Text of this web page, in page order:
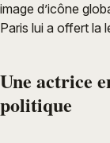
image d’icône
Paris lui a offert la
Une actrice
politique